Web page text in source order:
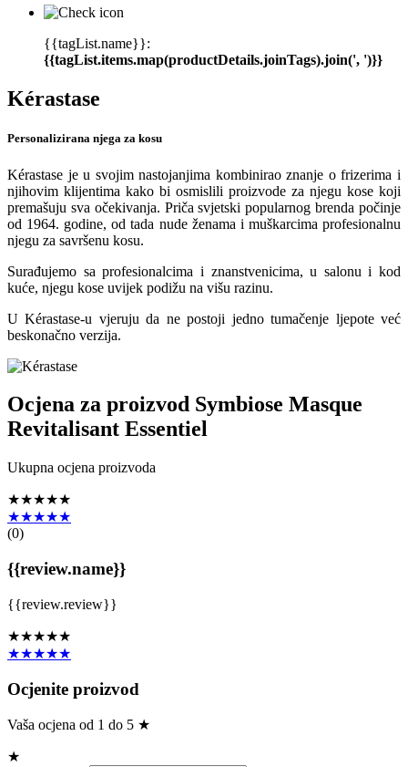
{{tagList.name}}:
{{tagList.items.map(productDetails.joinTags).join(', ')}}
Kérastase
Personalizirana njega za kosu
Kérastase je u svojim nastojanjima kombinirao znanje o frizerima i
njihovim klijentima kako bi osmislili proizvode za njegu kose koji
premašuju sva očekivanja. Priča svjetski popularnog brenda počinje
od 1964. godine, od tada nude ženama i muškarcima profesionalnu
njegu za savršenu kosu.
Surađujemo sa profesionalcima i znanstvenicima, u salonu i kod
kuće, njegu kose uvijek podižu na višu razinu.
U Kérastase-u vjeruju da ne postoji jedno tumačenje ljepote već
beskonačno verzija.
Ocjena za proizvod Symbiose Masque
Revitalisant Essentiel
Ukupna ocjena proizvoda
★★★★★
★★★★★
(0)
{{review.name}}
{{review.review}}
★★★★★
★★★★★
Ocjenite proizvod
Vaša ocjena od 1 do 5 ★
★